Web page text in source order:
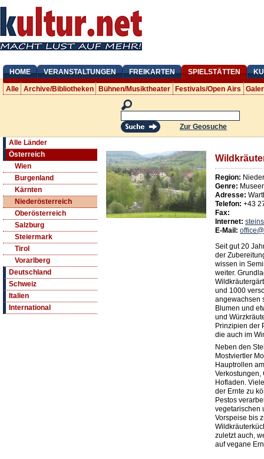
HOME VERANSTALTUNGEN FREIKARTEN SPIELSTÄTTEN
Alle Archive/Bibliotheken Bühnen/Musiktheater Festivals/Open Airs
Zur Geosuche
Alle Länder
Österreich
Wien
Burgenland
Kärnten
Niederösterreich
Oberösterreich
Salzburg
Steiermark
Tirol
Vorarlberg
Deutschland
Schweiz
Italien
International
Region:
Genre:
Adresse:
Telefon: +43
Fax:
Internet:
E-Mail:
Seit gut 20
der
wissen in
weiter.
und 1000
angewachsen
Blumen und
und
Prinzipien der
die auch im
Neben den
Mostviertler
Hauptrollen
Verkostungen,
Hofladen.
der Ernte zu
Pestos
vegetarischen
Vorspeise bis
zuletzt auch,
auf vegane